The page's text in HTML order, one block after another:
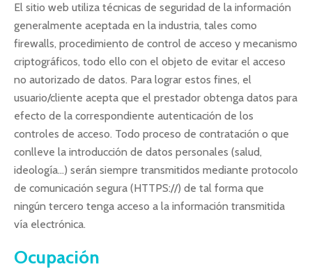
El sitio web utiliza técnicas de seguridad de la información
generalmente aceptada en la industria, tales como
firewalls, procedimiento de control de acceso y mecanismo
criptográficos, todo ello con el objeto de evitar el acceso
no autorizado de datos. Para lograr estos fines, el
usuario/cliente acepta que el prestador obtenga datos para
efecto de la correspondiente autenticación de los
controles de acceso. Todo proceso de contratación o que
conlleve la introducción de datos personales (salud,
ideología…) serán siempre transmitidos mediante protocolo
de comunicación segura (HTTPS://) de tal forma que
ningún tercero tenga acceso a la información transmitida
vía electrónica.
Ocupación